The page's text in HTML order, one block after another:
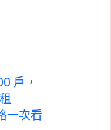
戶，
一次看